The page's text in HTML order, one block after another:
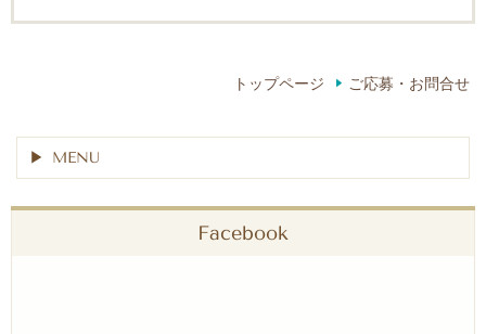
トップページ ご応募・お問合せ
MENU
Facebook